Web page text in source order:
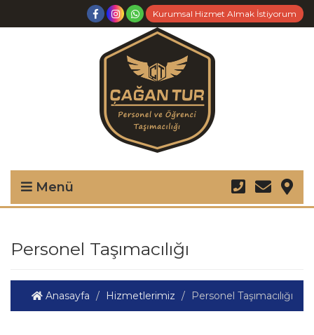
Kurumsal Hizmet Almak İstiyorum
Menü
Personel Taşımacılığı
Anasayfa Hizmetlerimiz Personel Taşımacılığı